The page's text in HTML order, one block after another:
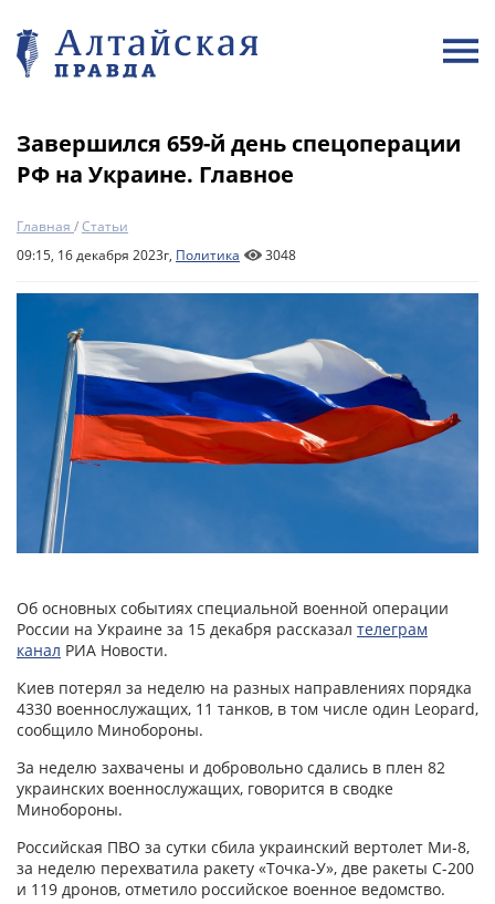
Завершился 659-й день спецоперации
РФ на Украине. Главное
Главная /Статьи
09:15, 16 декабря 2023г, Политика 3048
Об основных событиях специальной военной операции
России на Украине за 15 декабря рассказал телеграм
канал РИА Новости.
Киев потерял за неделю на разных направлениях порядка
4330 военнослужащих, 11 танков, в том числе один Leopard,
сообщило Минобороны.
За неделю захвачены и добровольно сдались в плен 82
украинских военнослужащих, говорится в сводке
Минобороны.
Российская ПВО за сутки сбила украинский вертолет Ми-8,
за неделю перехватила ракету «Точка-У», две ракеты С-200
и 119 дронов, отметило российское военное ведомство.